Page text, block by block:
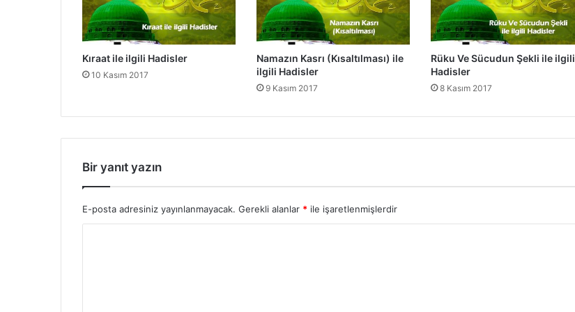
-
S
e
v
S
d
i
e
i
l
g
i
a
r
Kıraat ile ilgili Hadisler
10 Kasım 2017
Namazın Kasrı (Kısaltılması) ile
ilgili Hadisler
9 Kasım 2017
Rüku Ve Sücudun Şekli ile ilgili
Hadisler
8 Kasım 2017
Bir yanıt yazın
E-posta adresiniz yayınlanmayacak. Gerekli alanlar * ile işaretlenmişlerdir